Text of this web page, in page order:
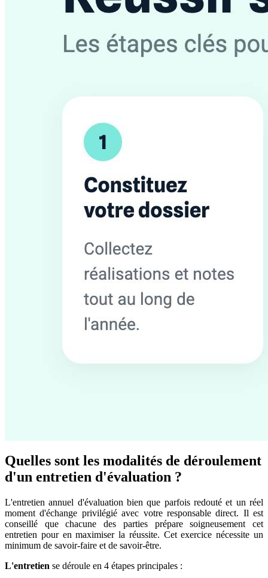
Quelles sont les modalités de déroulement
d'un entretien d'évaluation ?
L'entretien annuel d'évaluation bien que parfois redouté et un réel
moment d'échange privilégié avec votre responsable direct. Il est
conseillé que chacune des parties prépare soigneusement cet
entretien pour en maximiser la réussite. Cet exercice nécessite un
minimum de savoir-faire et de savoir-être.
L'entretien se déroule en 4 étapes principales :